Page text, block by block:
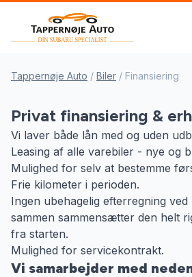
Tappernøje Auto / Biler / Finansiering
Privat finansiering &
Vi laver både lån med og uden
Leasing af alle varebiler - nye og
Mulighed for selv at bestemme
Frie kilometer i perioden.
Ingen ubehagelig efterregning
sammen sammensætter den helt
fra starten.
Mulighed for servicekontrakt.
Vi samarbejder med